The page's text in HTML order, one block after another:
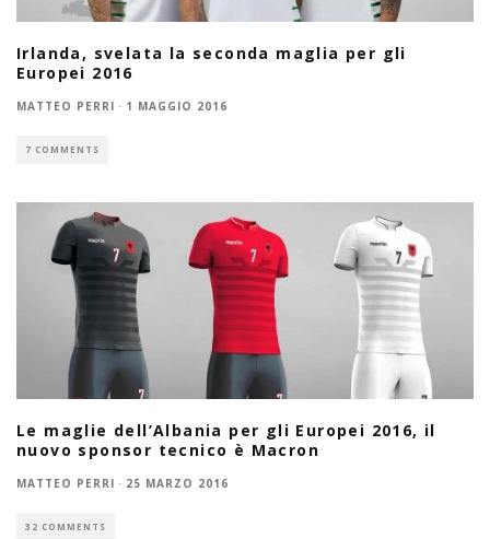
Irlanda, svelata la seconda maglia per gli
Europei 2016
MATTEO PERRI · 1 MAGGIO 2016
7 COMMENTS
Le maglie dell’Albania per gli Europei 2016, il
nuovo sponsor tecnico è Macron
MATTEO PERRI · 25 MARZO 2016
32 COMMENTS